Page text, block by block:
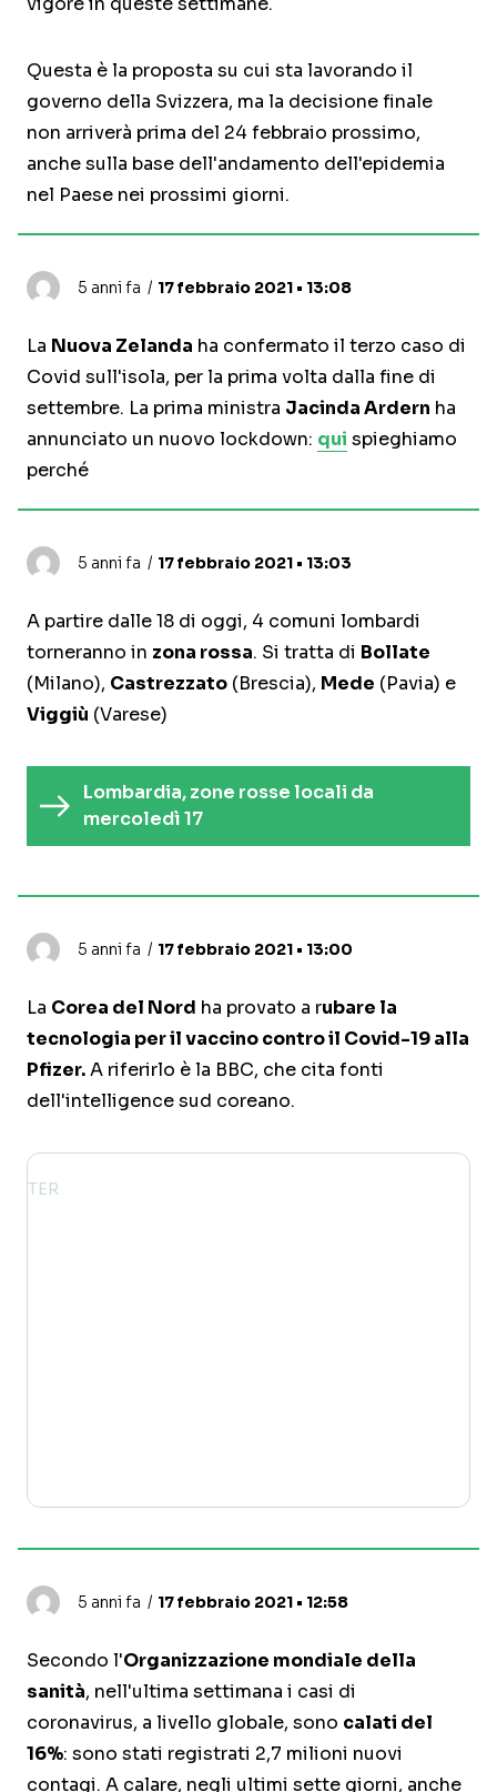
Questa è la proposta su cui sta lavorando il
governo della Svizzera, ma la decisione finale
non arriverà prima del 24 febbraio prossimo,
anche sulla base dell'andamento dell'epidemia
nel Paese nei prossimi giorni.
5 anni fa 17 febbraio 2021 • 13:08
La Nuova Zelanda ha confermato il terzo caso di
Covid sull'isola, per la prima volta dalla fine di
settembre. La prima ministra Jacinda Ardern ha
annunciato un nuovo lockdown: qui spieghiamo
perché
5 anni fa 17 febbraio 2021 • 13:03
A partire dalle 18 di oggi, 4 comuni lombardi
torneranno in zona rossa. Si tratta di Bollate
(Milano), Castrezzato (Brescia), Mede (Pavia) e
Viggiù (Varese)
Lombardia, zone rosse locali da
mercoledì 17
5 anni fa 17 febbraio 2021 • 13:00
La Corea del Nord ha provato a rubare la
tecnologia per il vaccino contro il Covid-19 alla
Pfizer.A riferirlo è la BBC, che cita fonti
dell'intelligence sud coreano.
5 anni fa 17 febbraio 2021 • 12:58
Secondo l'Organizzazione mondiale della
sanità, nell'ultima settimana i casi di
coronavirus, a livello globale, sono calati del
16%: sono stati registrati 2,7 milioni nuovi
contagi. A calare, negli ultimi sette giorni, anche